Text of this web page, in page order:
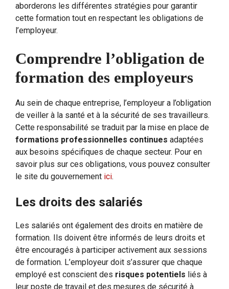
aborderons les différentes stratégies pour garantir
cette formation tout en respectant les obligations de
l’employeur.
Comprendre l’obligation de
formation des employeurs
Au sein de chaque entreprise, l’employeur a l’obligation
de veiller à la santé et à la sécurité de ses travailleurs.
Cette responsabilité se traduit par la mise en place de
formations professionnelles continues adaptées
aux besoins spécifiques de chaque secteur. Pour en
savoir plus sur ces obligations, vous pouvez consulter
le site du gouvernement ici.
Les droits des salariés
Les salariés ont également des droits en matière de
formation. Ils doivent être informés de leurs droits et
être encouragés à participer activement aux sessions
de formation. L’employeur doit s’assurer que chaque
employé est conscient des risques potentiels liés à
leur poste de travail et des mesures de sécurité à